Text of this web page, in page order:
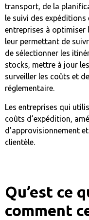
transport, de la
le suivi des
entreprises à
leur permettant de
de sélectionner les
stocks, mettre à jour
surveiller les coûts et
réglementaire.
Les entreprises qui
coûts d’expédition,
d’approvisionnement
clientèle.
Qu’est ce
comment